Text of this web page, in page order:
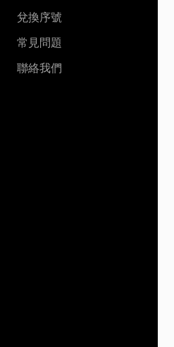
兌換序號
常見問題
聯絡我們